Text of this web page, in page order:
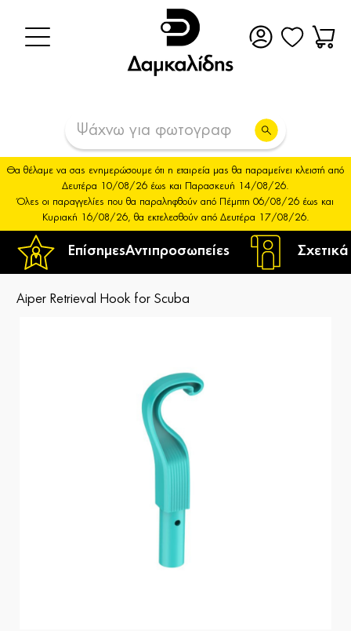
ΕπίσημεςΑντιπροσωπείες
Θα θέλαμε να σας ενημερώσουμε ότι η εταιρεία μας θα παραμείνει κλειστή από
Δευτέρα 10/08/26 έως και Παρασκευή 14/08/26.
Όλες οι παραγγελίες που θα παραληφθούν από Πέμπτη 06/08/26 έως και
Κυριακή 16/08/26, θα εκτελεσθούν από Δευτέρα 17/08/26.
Aiper Retrieval Hook for Scuba